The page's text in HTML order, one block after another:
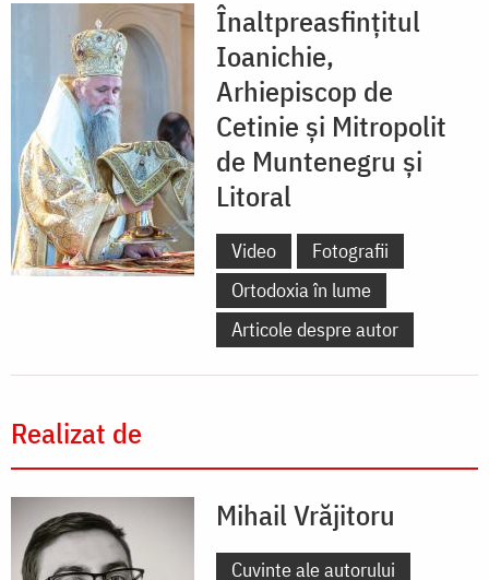
Înaltpreasfințitul
Ioanichie,
Arhiepiscop de
Cetinie și Mitropolit
de Muntenegru și
Litoral
Video
Fotografii
Ortodoxia în lume
Articole despre autor
Realizat de
Mihail Vrăjitoru
Cuvinte ale autorului